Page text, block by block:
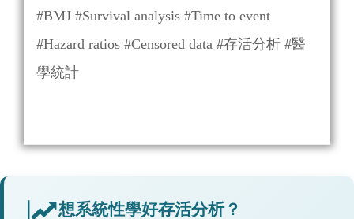
#BMJ #Survival analysis #Time to event
#Hazard ratios #Censored data #存活分析 #醫
學統計
想系統性學好存活分析？